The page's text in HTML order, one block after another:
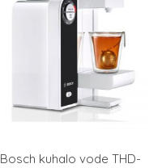
Bosch kuhalo vode THD-